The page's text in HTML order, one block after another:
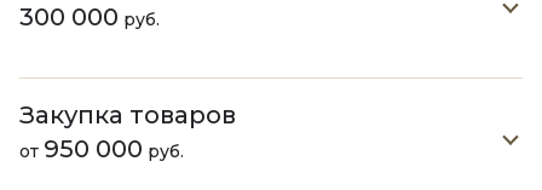
300 000 руб.
Закупка товаров
от 950 000 руб.